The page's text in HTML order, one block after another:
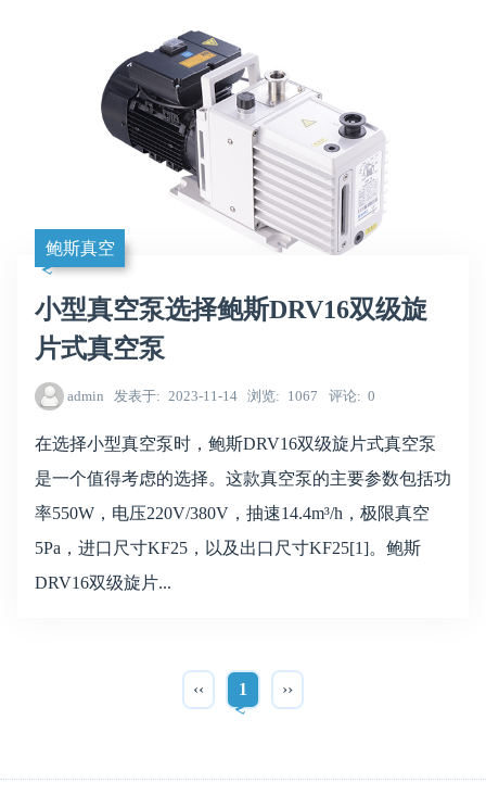
鲍斯真空
小型真空泵选择鲍斯DRV16双级旋
片式真空泵
admin 发表于 2023-11-14 浏览 1067 评论 0
在选择小型真空泵时，鲍斯DRV16双级旋片式真空泵
是一个值得考虑的选择。这款真空泵的主要参数包括功
率550W，电压220V/380V，抽速14.4m³/h，极限真空
5Pa，进口尺寸KF25，以及出口尺寸KF25[1]。鲍斯
DRV16双级旋片...
‹‹ 1 ››